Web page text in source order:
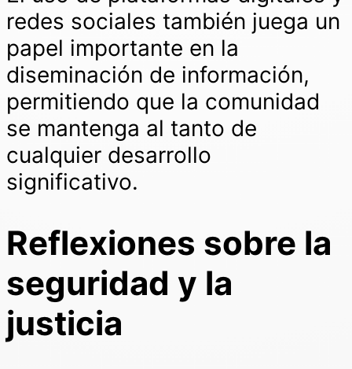
redes sociales también juega un
papel importante en la
diseminación de información,
permitiendo que la comunidad
se mantenga al tanto de
cualquier desarrollo
significativo.
Reflexiones sobre la
seguridad y la
justicia